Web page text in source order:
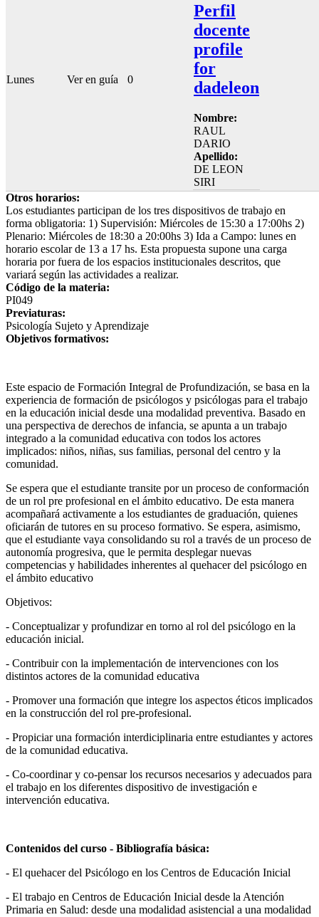
Lunes Ver en guía 0
Perfil
docente
profile
for
dadeleon
Nombre:
RAUL
DARIO
Apellido:
DE LEON
SIRI
Otros horarios:
Los estudiantes participan de los tres dispositivos de trabajo en
forma obligatoria: 1) Supervisión: Miércoles de 15:30 a 17:00hs 2)
Plenario: Miércoles de 18:30 a 20:00hs 3) Ida a Campo: lunes en
horario escolar de 13 a 17 hs. Esta propuesta supone una carga
horaria por fuera de los espacios institucionales descritos, que
variará según las actividades a realizar.
Código de la materia:
PI049
Previaturas:
Psicología Sujeto y Aprendizaje
Objetivos formativos:
Este espacio de Formación Integral de Profundización, se basa en la
experiencia de formación de psicólogos y psicólogas para el trabajo
en la educación inicial desde una modalidad preventiva. Basado en
una perspectiva de derechos de infancia, se apunta a un trabajo
integrado a la comunidad educativa con todos los actores
implicados: niños, niñas, sus familias, personal del centro y la
comunidad.
Se espera que el estudiante transite por un proceso de conformación
de un rol pre profesional en el ámbito educativo. De esta manera
acompañará activamente a los estudiantes de graduación, quienes
oficiarán de tutores en su proceso formativo. Se espera, asimismo,
que el estudiante vaya consolidando su rol a través de un proceso de
autonomía progresiva, que le permita desplegar nuevas
competencias y habilidades inherentes al quehacer del psicólogo en
el ámbito educativo
Objetivos:
- Conceptualizar y profundizar en torno al rol del psicólogo en la
educación inicial.
- Contribuir con la implementación de intervenciones con los
distintos actores de la comunidad educativa
- Promover una formación que integre los aspectos éticos implicados
en la construcción del rol pre-profesional.
- Propiciar una formación interdiciplinaria entre estudiantes y actores
de la comunidad educativa.
- Co-coordinar y co-pensar los recursos necesarios y adecuados para
el trabajo en los diferentes dispositivo de investigación e
intervención educativa.
Contenidos del curso - Bibliografía básica:
- El quehacer del Psicólogo en los Centros de Educación Inicial
- El trabajo en Centros de Educación Inicial desde la Atención
Primaria en Salud: desde una modalidad asistencial a una modalidad